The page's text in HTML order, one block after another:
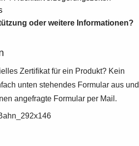
oder weitere Informationen?
Zertifikat für ein Produkt? Kein
unten stehendes Formular aus und
angefragte Formular per Mail.